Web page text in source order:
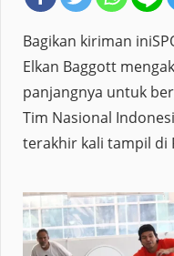
Bagikan kiriman
Elkan Baggott
panjangnya untuk
Tim Nasional
terakhir kali tampil di